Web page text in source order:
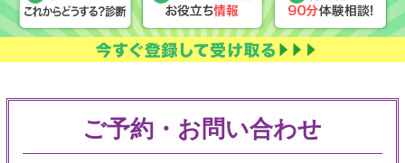
ご予約・お問い合わせ